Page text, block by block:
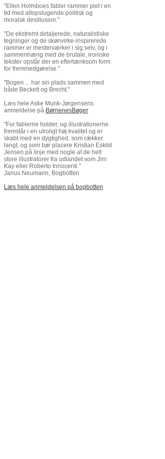
"Ellen Holmboes fabler rammer plet i en
tid med altopslugende politisk og
moralsk desillusion."
"De ekstremt detaljerede, naturalistiske
tegninger og de skønvirke-inspirerede
rammer er mesterværker i sig selv, og i
sammenhæng med de brutale, ironiske
tekster opstår der en eftertænksom form
for fremmedgørelse."
"Bogen ... har sin plads sammen med
både Beckett og Brecht."
Læs hele Aske Munk-Jørgensens
anmeldelse på BørnenesBøger
"For fablerne holder, og illustrationerne
fremstår i en utroligt høj kvalitet og er
skabt med en dygtighed, som rækker
langt, og som bør placere Kristian Eskild
Jensen på linje med nogle af de helt
store illustratorer fra udlandet som Jim
Kay eller Roberto Innocenti."
Janus Neumann, Bogbotten
Læs hele anmeldelsen på bogbotten